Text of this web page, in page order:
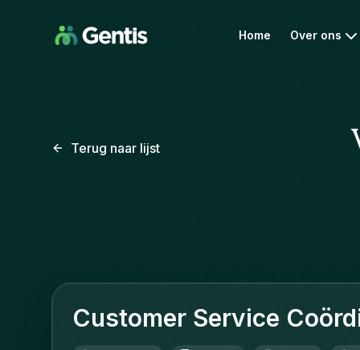
Home Over ons
Terug naar lijst
Customer Service